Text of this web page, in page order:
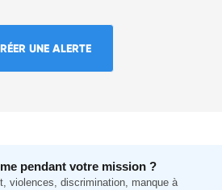
UNE ALERTE
pendant votre mission ?
violences, discrimination, manque à